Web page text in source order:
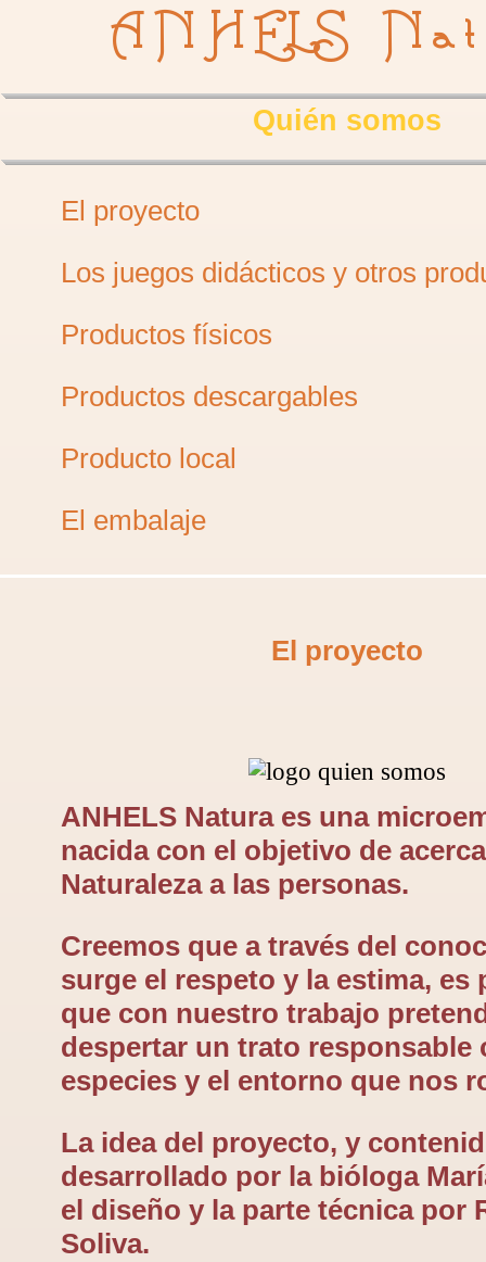
ANHELS
Quién somos
El proyecto
Los juegos didácticos y otros
Productos físicos
Productos descargables
Producto local
El embalaje
El proyecto
ANHELS Natura es una
nacida con el objetivo de
Naturaleza a las personas.
Creemos que a través del
surge el respeto y la estima, es
que con nuestro trabajo
despertar un trato responsable
especies y el entorno que nos
La idea del proyecto, y
desarrollado por la bióloga
el diseño y la parte técnica por
Soliva.